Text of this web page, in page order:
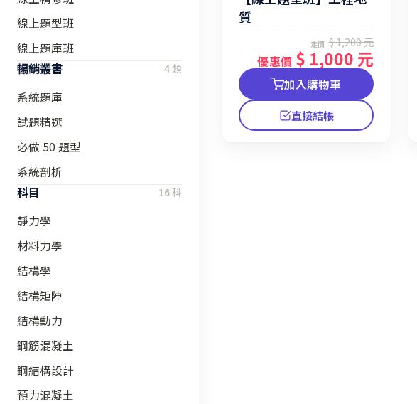
線上題型班
線上題庫班
暢銷叢書 4 類
系統題庫
試題精選
必做 50 題型
系統剖析
科目 16 科
靜力學
材料力學
結構學
結構矩陣
結構動力
鋼筋混凝土
鋼結構設計
預力混凝土
質
定價 $ 1,200 元
優惠價 $ 1,000 元
加入購物車
直接結帳